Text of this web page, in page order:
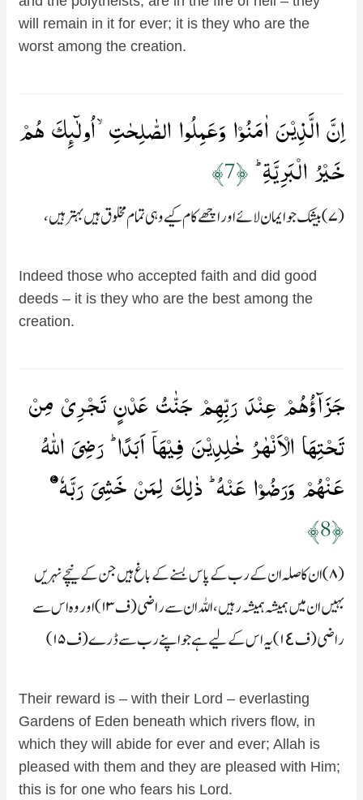
will remain in it for ever; it is they who are the
worst among the creation.
اِنَّ الَّذِيۡنَ اٰمَنُوۡا وَعَمِلُوا الصّٰلِحٰتِۙ اُولٰٓٮِٕكَ هُمۡ
خَيۡرُ الۡبَرِيَّةِ ؕ‏﴿7﴾
(۷) بیشک جو ایمان لائے اور اچھے کام کیے وہی تمام مخلوق ہیں بہتر ہیں،
Indeed those who accepted faith and did good
deeds – it is they who are the best among the
creation.
جَزَآؤُهُمۡ عِنۡدَ رَبِّهِمۡ جَنّٰتُ عَدۡنٍ تَجۡرِىۡ مِنۡ
تَحۡتِهَا الۡاَنۡهٰرُ خٰلِدِيۡنَ فِيۡهَاۤ اَبَدًا ​ؕ رَضِىَ اللّٰهُ
عَنۡهُمۡ وَرَضُوۡا عَنۡهُ ​ؕ ذٰلِكَ لِمَنۡ خَشِىَ رَبَّهٗ‏
﴿8﴾
(۸) ان کا صلہ ان کے رب کے پاس بسنے کے باغ ہیں جن کے نیچے نہریں
بہیں ان میں ہمیشہ ہمیشہ رہیں، اللہ ان سے راضی (ف۱۳) اور وہ اس سے
راضی (ف۱٤) یہ اس کے لیے ہے جو اپنے رب سے ڈرے (ف۱۵)
Their reward is – with their Lord – everlasting
Gardens of Eden beneath which rivers flow, in
which they will abide for ever and ever; Allah is
pleased with them and they are pleased with Him;
this is for one who fears his Lord.